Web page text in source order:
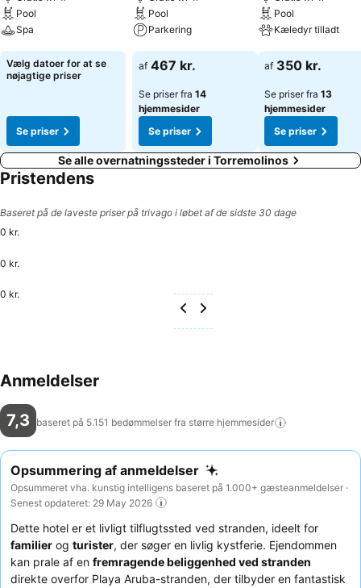
for nogle af disse services.
Pool
Spa
Se priser
Vælg datoer for at se
nøjagtige priser
Se priser
Pool
Parkering
Se priser
af 467 kr.
Se priser fra 14
hjemmesider
Se priser
Pool
Kæledyr tilladt
Se priser
af 350 kr.
Se priser fra 13
hjemmesider
Se priser
Se alle overnatningssteder i Torremolinos
Pristendens
Baseret på de laveste priser på trivago i løbet af de sidste 30 dage
0 kr.
0 kr.
0 kr.
Anmeldelser
7,3 baseret på 5.151 bedømmelser fra større hjemmesider
Opsummering af anmeldelser
Opsummeret vha. kunstig intelligens baseret på 1.000+ gæsteanmeldelser ·
Senest opdateret: 29 May 2026
Dette hotel er et livligt tilflugtssted ved stranden, ideelt for
familier og turister, der søger en livlig kystferie. Ejendommen
kan prale af en fremragende beliggenhed ved stranden
direkte overfor Playa Aruba-stranden, der tilbyder en fantastisk